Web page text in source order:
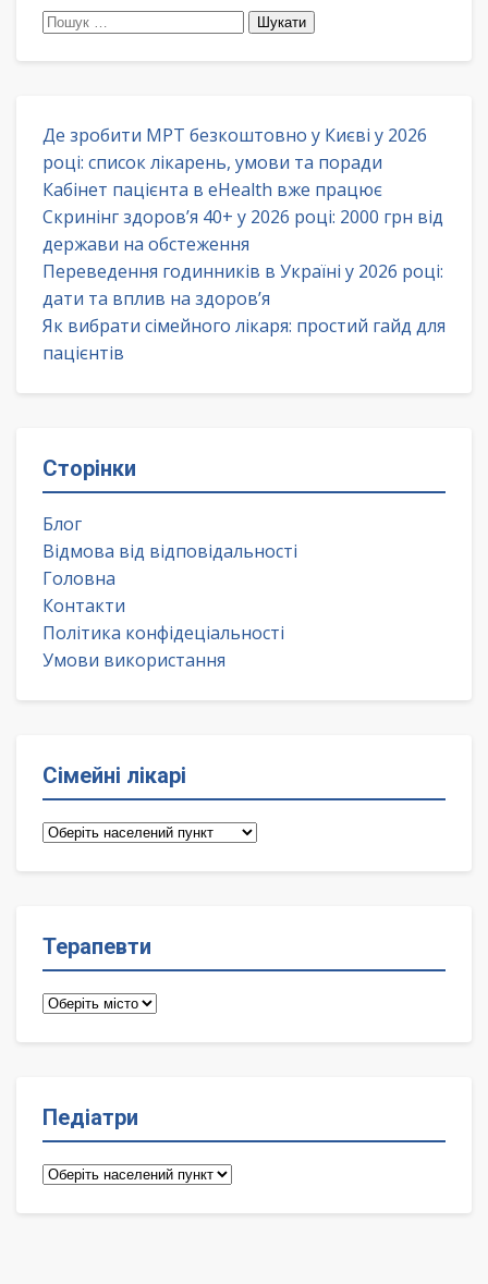
Пошук:
Де зробити МРТ безкоштовно у Києві у 2026
році: список лікарень, умови та поради
Кабінет пацієнта в eHealth вже працює
Скринінг здоров’я 40+ у 2026 році: 2000 грн від
держави на обстеження
Переведення годинників в Україні у 2026 році:
дати та вплив на здоров’я
Як вибрати сімейного лікаря: простий гайд для
пацієнтів
Сторінки
Блог
Відмова від відповідальності
Головна
Контакти
Політика конфідеціальності
Умови використання
Сімейні лікарі
Сімейні
Терапевти
Терапевти
Педіатри
Педіатри